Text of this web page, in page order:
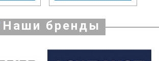
Наши бренды